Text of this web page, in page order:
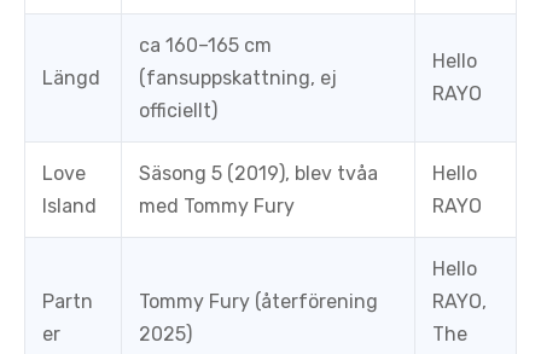
Längd
ca 160–165 cm
(fansuppskattning, ej
officiellt)
Hello
RAYO
Love
Island
Säsong 5 (2019), blev tvåa
med Tommy Fury
Hello
RAYO
Partn
er
Tommy Fury (återförening
2025)
Hello
RAYO,
The